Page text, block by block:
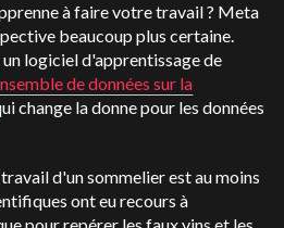
à faire votre travail ? Meta
beaucoup plus certaine.
logiciel d'apprentissage de
de données sur la
change la donne pour les données
d'un sommelier est au moins
ont eu recours à